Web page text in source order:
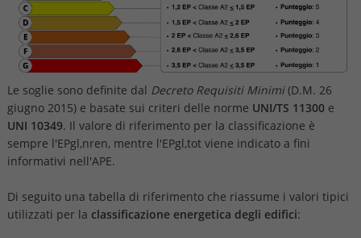
Le soglie sono definite dal Decreto Requisiti Minimi(D.M. 26
giugno 2015) e basate sui criteri delle norme UNI/TS 11300 e
UNI 10349. Il valore di riferimento per la classificazione è
sempre l'EPgl,nren, mentre l'EPgl,tot viene indicato a fini
informativi nell'APE.
Di seguito una tabella di riferimento che riassume i valori tipici
utilizzati per la classificazione energetica degli edifici: